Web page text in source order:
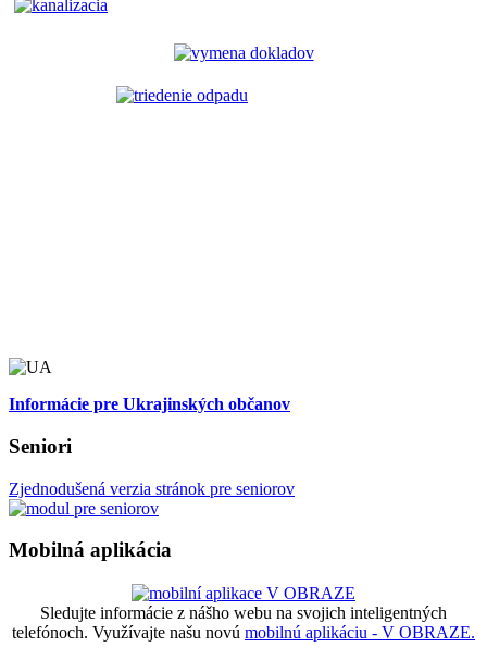
Informácie pre Ukrajinských občanov
Seniori
Zjednodušená verzia stránok pre seniorov
Mobilná aplikácia
Sledujte informácie z nášho webu na svojich inteligentných
telefónoch. Využívajte našu novú mobilnú aplikáciu - V OBRAZE.